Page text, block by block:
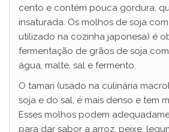
cento e contém pouca gordura,
insaturada. Os molhos de soja
utilizado na cozinha japonesa) é
fermentação de grãos de soja
água, malte, sal e fermento.
O tamari (usado na culinária
soja e do sal, é mais denso e tem
Esses molhos podem
para dar sabor a arroz, peixe,